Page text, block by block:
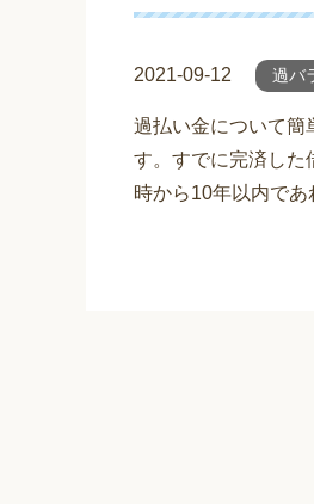
2021-09-12 過バ
過払い金について簡
す。すでに完済した
時から10年以内であ